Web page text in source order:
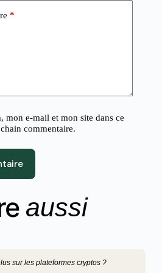
*
mon e-mail et mon site dans ce
commentaire.
aussi
sur les plateformes cryptos ?